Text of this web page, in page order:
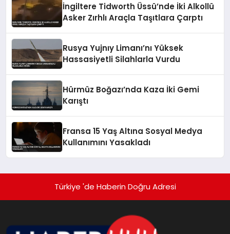
İngiltere Tidworth Üssü’nde İki Alkollü
Asker Zırhlı Araçla Taşıtlara Çarptı
Rusya Yujnıy Limanı’nı Yüksek
Hassasiyetli Silahlarla Vurdu
Hürmüz Boğazı’nda Kaza İki Gemi
Karıştı
Fransa 15 Yaş Altına Sosyal Medya
Kullanımını Yasakladı
Türkiye 'de Haberin Doğru Adresi